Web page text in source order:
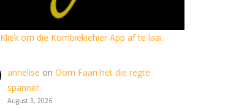
Kliek om die Kombiekiehier App af te laai.
annelise onOom Faan het die regte
spanner.
August 3, 2026